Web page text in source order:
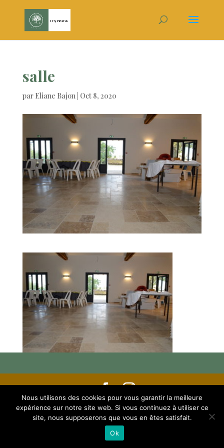
salle
par Eliane Bajon| Oct 8, 2020
Crédits Eliane Bajon -Mentions légales et
RGPD
Nous utilisons des cookies pour vous garantir la meilleure
expérience sur notre site web. Si vous continuez à utiliser ce
site, nous supposerons que vous en êtes satisfait.
Ok